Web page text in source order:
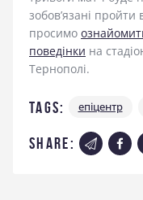
зобовʼязані пройти
просимо
поведінки на
Тернополі.
Tags: епіцентр
share: